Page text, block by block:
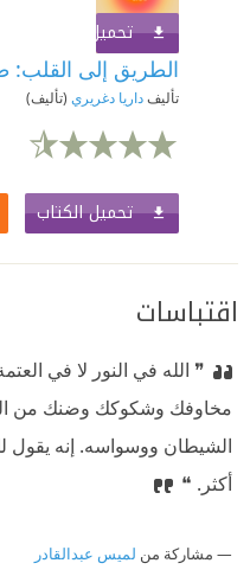
تحميل الكتاب
الطريق إلى القلب:
تأليفداريا دغريري (تأليف)
تحميل الكتاب
اقتباسات
❞ الله في النور لا في
مخاوفك وشكوكك وضنك من
الشيطان ووسواسه. إنه يقول
أكثر. ❝
مشاركة من لميس عبدالقادر